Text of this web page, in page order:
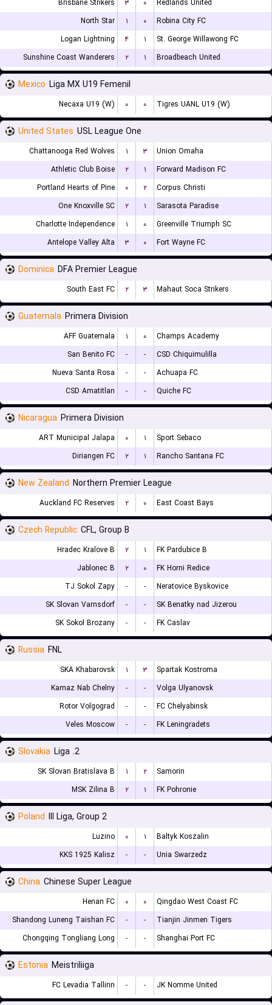
Brisbane Strikers ۳ ۰
Redlands United
North Star
۱ ۰
Robina City FC
Logan Lightning
۴ ۱
St. George Willawong FC
Sunshine Coast Wanderers
۲ ۱ Broadbeach United
Mexico Liga MX U19 Femenil
Necaxa U19 (W) ۰ ۰ Tigres UANL U19 (W)
United States USL League One
Chattanooga Red Wolves ۱ ۳
Union Omaha
Athletic Club Boise
۲ ۱
Forward Madison FC
Portland Hearts of Pine
۰ ۲
Corpus Christi
One Knoxville SC
۲ ۱
Sarasota Paradise
Charlotte Independence
۱ ۰
Greenville Triumph SC
Antelope Valley Alta
۳ ۰ Fort Wayne FC
Dominica DFA Premier League
South East FC ۲ ۳ Mahaut Soca Strikers
Guatemala Primera Division
AFF Guatemala ۱ ۰
Champs Academy
San Benito FC
- -
CSD Chiquimulilla
Nueva Santa Rosa
- -
Achuapa FC
CSD Amatitlan
- - Quiche FC
Nicaragua Primera Division
ART Municipal Jalapa ۰ ۱
Sport Sebaco
Diriangen FC
۲ ۱ Rancho Santana FC
New Zealand Northern Premier League
Auckland FC Reserves ۲ ۰ East Coast Bays
Czech Republic CFL, Group B
Hradec Kralove B ۲ ۱
FK Pardubice B
Jablonec B
۲ ۰
FK Horni Redice
TJ Sokol Zapy
- -
Neratovice Byskovice
SK Slovan Varnsdorf
- -
SK Benatky nad Jizerou
SK Sokol Brozany
- - FK Caslav
Russia FNL
SKA Khabarovsk ۱ ۳
Spartak Kostroma
Kamaz Nab Chelny
- -
Volga Ulyanovsk
Rotor Volgograd
- -
FC Chelyabinsk
Veles Moscow
- - FK Leningradets
Slovakia 2. Liga
SK Slovan Bratislava B ۱ ۲
Samorin
MSK Zilina B
۲ ۱ FK Pohronie
Poland III Liga, Group 2
Luzino ۰ ۱
Baltyk Koszalin
KKS 1925 Kalisz
- - Unia Swarzedz
China Chinese Super League
Henan FC ۰ ۰
Qingdao West Coast FC
Shandong Luneng Taishan FC
- -
Tianjin Jinmen Tigers
Chongqing Tongliang Long
- - Shanghai Port FC
Estonia Meistriliiga
FC Levadia Tallinn - - JK Nomme United